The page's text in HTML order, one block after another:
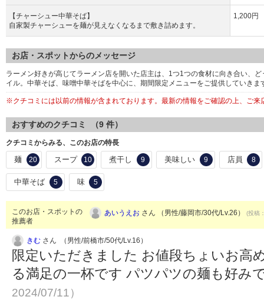
【チャーシュー中華そば】
自家製チャーシューを麺が見えなくなるまで敷き詰めます。
1,200円
お店・スポットからのメッセージ
ラーメン好きが高じてラーメン店を開いた店主は、1つ1つの食材に向き合い、
イル。中華そば、味噌中華そばを中心に、期間限定メニューをご提供していきま
※クチコミには以前の情報が含まれております。最新の情報をご確認の上、ご来
おすすめのクチコミ （9 件）
クチコミからみる、このお店の特長
麺 20 スープ 10 煮干し 9 美味しい 9 店員 8
中華そば 5 味 5
このお店・スポットの
推薦者
あいうえお さん （男性/藤岡市/30代/Lv.26） (投稿
きむ さん （男性/前橋市/50代/Lv.16）
限定いただきました お値段ちょいお高
る満足の一杯です パツパツの麺も好み
2024/07/11）